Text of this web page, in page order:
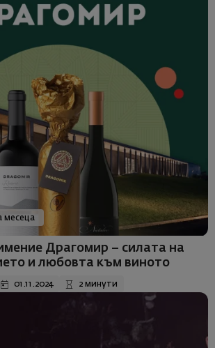
месеца
Драгомир – силата на
и любовта към виното
01.11.2024 2 минути